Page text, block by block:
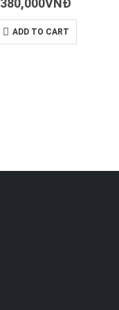
380,000VNĐ
ADD TO CART